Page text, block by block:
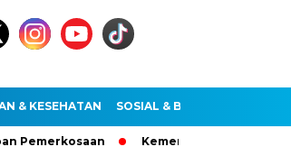
& KESEHATAN SOSIAL & BUDAYA
Kemendag Cabut Larangan